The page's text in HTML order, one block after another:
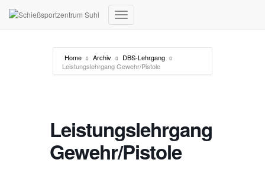
Toggle Navigation
Home Archiv
DBS-Lehrgang
Leistungslehrgang Gewehr/Pistole
Leistungslehrgang
Gewehr/Pistole